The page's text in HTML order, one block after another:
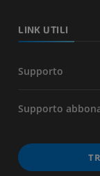
LINK UTILI
Supporto
Supporto